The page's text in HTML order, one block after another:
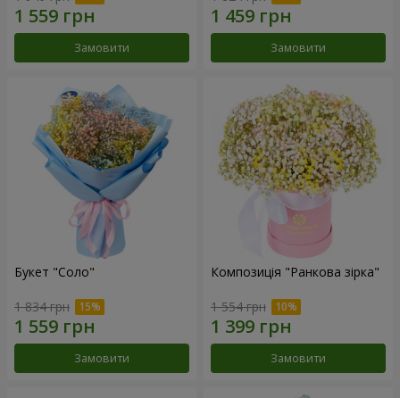
Замовити Замовити
Букет "Соло"
1 834 грн
Замовити
Композиція "Ранкова зірка"
1 554 грн
Замовити